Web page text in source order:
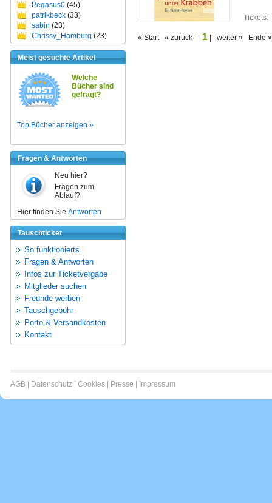
Pegasus0 (45)
patrikbeck (33)
sabin (23)
Chrissy_Hamburg (23)
Meist gesuchte Artikel
Welche
Bücher sind
gefragt?
Top Bücher anzeigen »
Fragen & Antworten
Neu hier?
Fragen zum
Ablauf?
Hier finden Sie Antworten
Tauschticket
So funktionierts
Fragen & Antworten
Infos zur Ticketvergabe
Mitglieder suchen
Freunde werben
Tauschgebühr
Porto & Versandkosten
Kontakt
Tickets:
« Start « zurück | 1 | weiter » Ende »
AGB Datenschutz Cookies Presse Impressum